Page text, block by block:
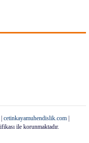
cetinkayamuhendislik.com
ile korunmaktadır.